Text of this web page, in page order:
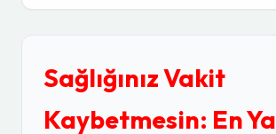
Sağlığınız Vakit
Kaybetmesin: En